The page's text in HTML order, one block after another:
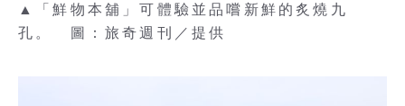
▲「鮮物本舖」可體驗並品嚐新鮮的炙燒九
孔。 圖：旅奇週刊／提供